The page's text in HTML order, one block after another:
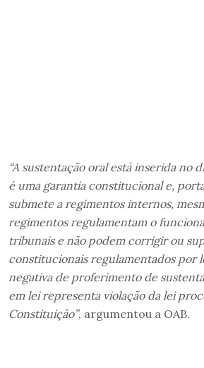
“A sustentação oral está inserida no
é uma garantia constitucional e,
submete a regimentos internos,
regimentos regulamentam o
tribunais e não podem corrigir ou
constitucionais regulamentados por
negativa de proferimento de
em lei representa violação da lei
Constituição”, argumentou a OAB.